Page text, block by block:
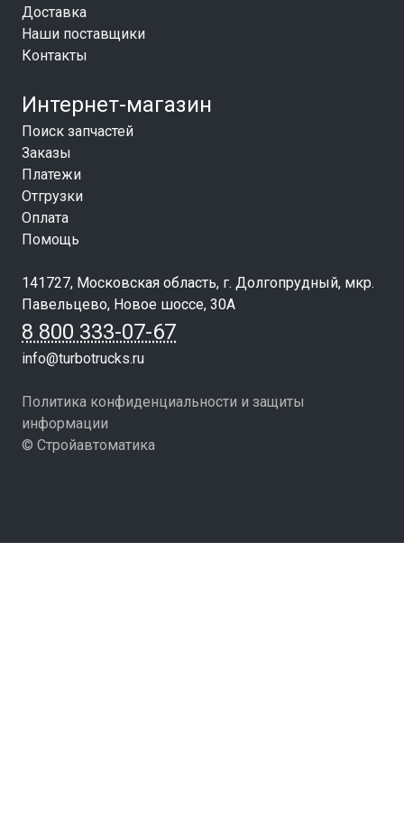
Доставка
Наши поставщики
Контакты
Интернет-магазин
Поиск запчастей
Заказы
Платежи
Отгрузки
Оплата
Помощь
141727, Московская область, г. Долгопрудный, мкр.
Павельцево, Новое шоссе, 30А
8 800 333-07-67
info@turbotrucks.ru
Политика конфиденциальности и защиты
информации
© Стройавтоматика